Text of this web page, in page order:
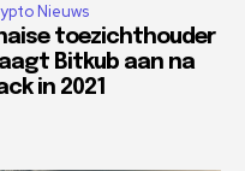
Nieuws
toezichthouder
Bitkub aan na
in 2021